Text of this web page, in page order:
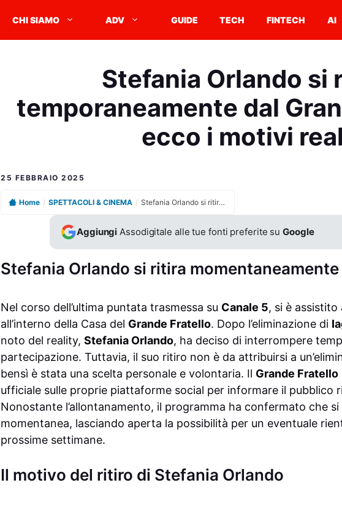
CHI SIAMO ADV GUIDE TECH FINTECH AI
Stefania Orlando si
temporaneamente dal
ecco i motivi
25 FEBBRAIO 2025
Home / SPETTACOLI & CINEMA / Stefania Orlando si ritira temporaneamente dal Grande Fratello: ecco i motivi reali
Aggiungi Assodigitale alle tue fonti preferite suGoogle
Stefania Orlando si ritira momentaneamente
Nel corso dell’ultima puntata trasmessa su Canale 5, si è assistito
all’interno della Casa del Grande Fratello. Dopo l’eliminazione di
noto del reality, Stefania Orlando, ha deciso di interrompere
partecipazione. Tuttavia, il suo ritiro non è da attribuirsi a
bensì è stata una scelta personale e volontaria. Il Grande Fratello
ufficiale sulle proprie piattaforme social per informare il pubblico
Nonostante l’allontanamento, il programma ha confermato che
momentanea, lasciando aperta la possibilità per un eventuale
prossime settimane.
Il motivo del ritiro di Stefania Orlando